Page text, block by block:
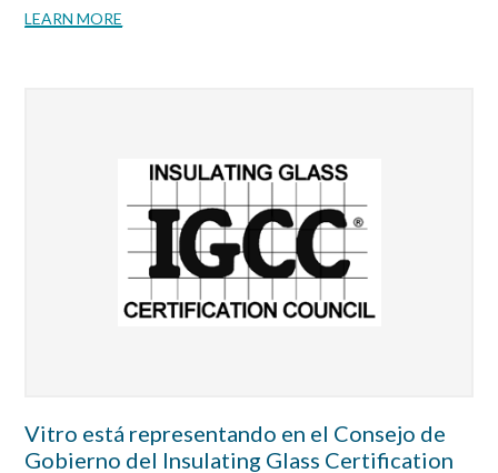
LEARN MORE
Vitro está representando en el Consejo de
Gobierno del Insulating Glass Certification